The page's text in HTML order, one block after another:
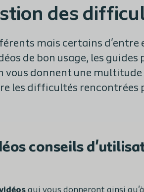
des
mais certains d'entre
de bon usage, les
vous donnent une
les difficultés rencontrées
conseils